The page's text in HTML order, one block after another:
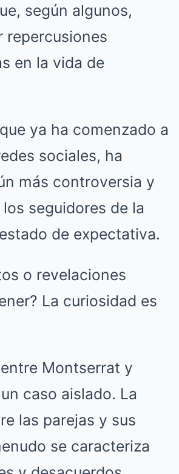
según algunos,
repercusiones
en la vida de
ya ha comenzado a
sociales, ha
más controversia y
seguidores de la
de expectativa.
o revelaciones
La curiosidad es
Montserrat y
caso aislado. La
las parejas y sus
se caracteriza